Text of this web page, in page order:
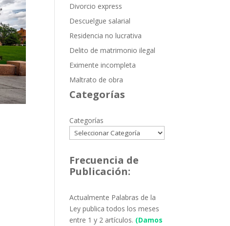
Divorcio express
Descuelgue salarial
Residencia no lucrativa
Delito de matrimonio ilegal
Eximente incompleta
Maltrato de obra
Categorías
Categorías
Frecuencia de
Publicación:
Actualmente Palabras de la
Ley publica todos los meses
entre 1 y 2 artículos. (Damos